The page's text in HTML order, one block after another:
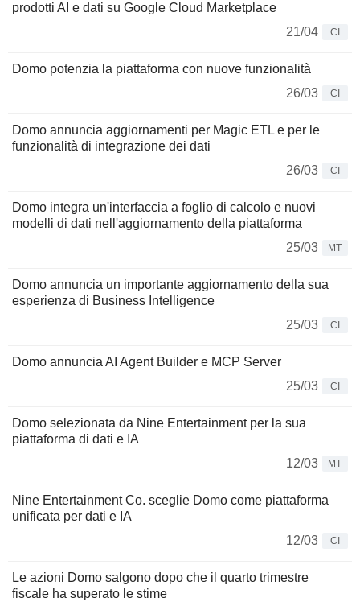
prodotti AI e dati su Google Cloud Marketplace
21/04
CI
Domo potenzia la piattaforma con nuove funzionalità
26/03
CI
Domo annuncia aggiornamenti per Magic ETL e per le
funzionalità di integrazione dei dati
26/03
CI
Domo integra un'interfaccia a foglio di calcolo e nuovi
modelli di dati nell'aggiornamento della piattaforma
25/03
MT
Domo annuncia un importante aggiornamento della sua
esperienza di Business Intelligence
25/03
CI
Domo annuncia AI Agent Builder e MCP Server
25/03
CI
Domo selezionata da Nine Entertainment per la sua
piattaforma di dati e IA
12/03
MT
Nine Entertainment Co. sceglie Domo come piattaforma
unificata per dati e IA
12/03
CI
Le azioni Domo salgono dopo che il quarto trimestre
fiscale ha superato le stime